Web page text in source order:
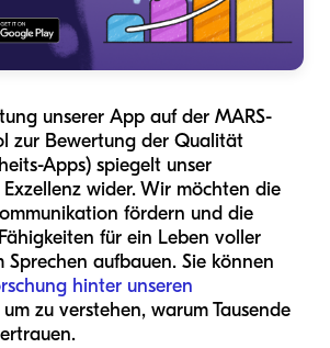
unserer App auf der MARS-
zur Bewertung der Qualität
Apps) spiegelt unser
wider. Wir möchten die
fördern und die
für ein Leben voller
Sprechen aufbauen. Sie können
hinter unseren
um zu verstehen, warum Tausende